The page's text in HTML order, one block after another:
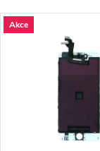
a
Nejdražší
Nejprodávanější
Abecedně
V
Akce